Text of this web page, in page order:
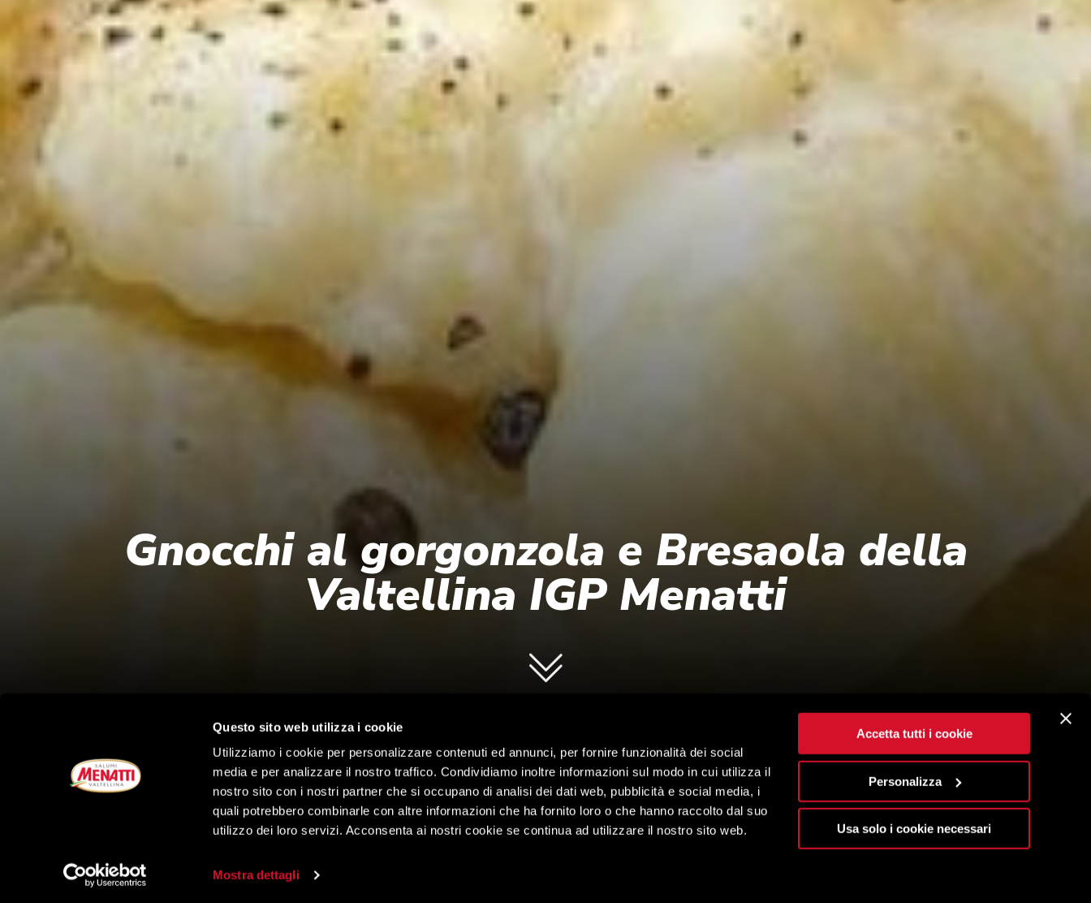
Questo sito web utilizza i cookie
Utilizziamo i cookie per personalizzare contenuti ed annunci, per fornire funzionalità dei social
media e per analizzare il nostro traffico. Condividiamo inoltre informazioni sul modo in cui utilizza il
nostro sito con i nostri partner che si occupano di analisi dei dati web, pubblicità e social media, i
quali potrebbero combinarle con altre informazioni che ha fornito loro o che hanno raccolto dal suo
utilizzo dei loro servizi. Acconsenta ai nostri cookie se continua ad utilizzare il nostro sito web.
Mostra dettagli
Accetta tutti i cookie
Personalizza
Usa solo i cookie necessari
Gnocchi al gorgonzola e Bresaola della
Valtellina IGP Menatti